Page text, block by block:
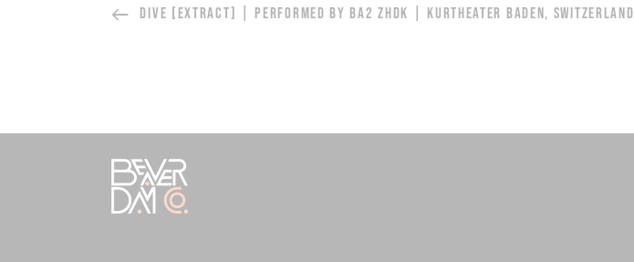
DIVE [EXTRACT] | PERFORMED BY BA2 ZHDK | KURTHEATER BADEN, SWITZERLAND